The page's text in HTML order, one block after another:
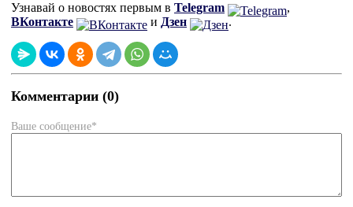
Узнавай о новостях первым в Telegram
,
ВКонтакте
и Дзен .
Комментарии (0)
Ваше сообщение*